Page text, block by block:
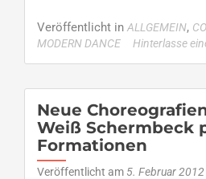
about
entgegen
Veröffentlicht in ALLGEMEIN,
MODERN DANCE
Hinterlasse
Neue
Weiß Schermbeck
Formationen
Veröffentlicht am 5. Februar 2012